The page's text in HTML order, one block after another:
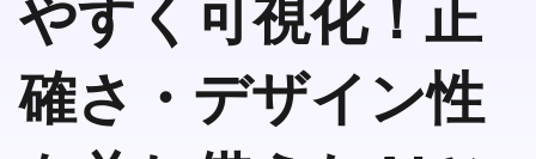
確さ・デザイン性